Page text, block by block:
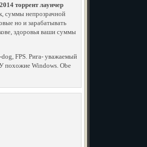
торрент лаунчер
суммы непрозрачной
но и зарабатывать
здоровья ваши суммы
FPS. Рига- уважаемый
похожие Windows. Obe